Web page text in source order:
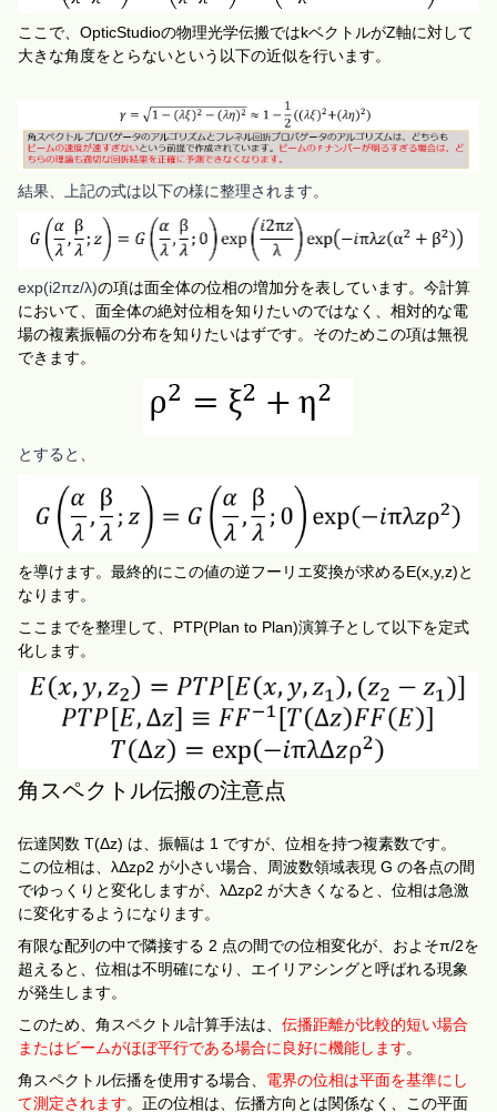
ここで、OpticStudioの物理光学伝搬ではkベクトルがZ軸に対して
大きな角度をとらないという以下の近似を行います。
結果、上記の式は以下の様に整理されます。
exp⁡(i2πz/λ)の項は面全体の位相の増加分を表しています。今計算
において、面全体の絶対位相を知りたいのではなく、相対的な電
場の複素振幅の分布を知りたいはずです。そのためこの項は無視
できます。
とすると、
を導けます。 最終的にこの値の逆フーリエ変換が求めるE(x,y,z)と
なります。
ここまでを整理して、 PTP(Plan to Plan)演算子として以下を定式
化します。
角スペクトル伝搬の注意点
伝達関数 T(Δz) は、振幅は 1 ですが、位相を持つ複素数です。
この位相は、λΔzρ2 が小さい場合、周波数領域表現 G の各点の間
でゆっくりと変化しますが、 λΔzρ2 が大きくなると、位相は急激
に変化するようになります。
有限な配列の中で隣接する 2 点の間での位相変化が、およそπ/2を
超えると、位相は不明確になり、エイリアシングと呼ばれる現象
が発生します。
このため、角スペクトル計算手法は、 伝播距離が比較的短い場合
またはビームがほぼ平行である場合に良好に機能します。
角スペクトル伝播を使用する場合、 電界の位相は平面を基準にし
て測定されます。正の位相は、伝播方向とは関係なく、この平面